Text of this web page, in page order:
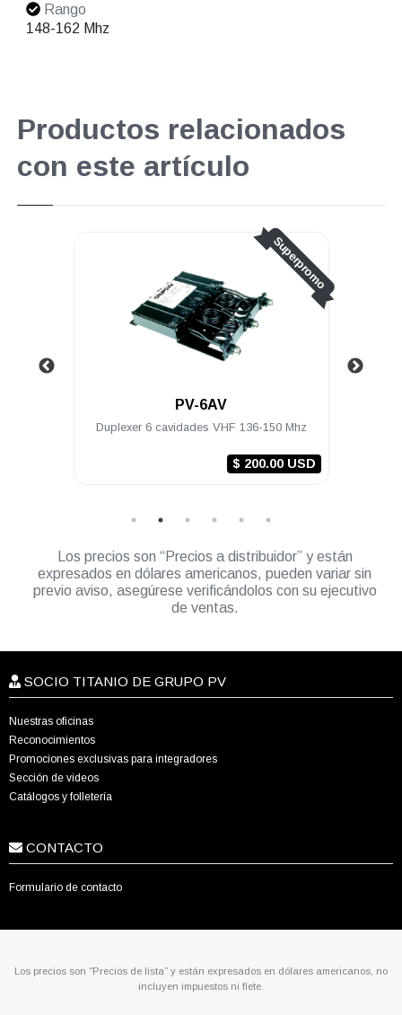
Rango
148-162 Mhz
Productos relacionados
con este artículo
Superpromo
Duplexer 6 cavidades VHF 136-150 Mhz
$ 200.00 USD
Los precios son “Precios a distribuidor” y están
expresados en dólares americanos, pueden variar sin
previo aviso, asegúrese verificándolos con su ejecutivo
de ventas.
SOCIO TITANIO DE GRUPO PV
Nuestras oficinas
Reconocimientos
Promociones exclusivas para integradores
Sección de videos
Catálogos y folletería
CONTACTO
Formulario de contacto
Los precios son “Precios de lista” y están expresados en dólares americanos, no
incluyen impuestos ni flete.